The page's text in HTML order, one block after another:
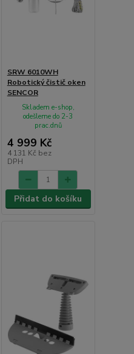
SRW 6010WH
Robotický čistič oken
SENCOR
4 999 Kč
4 131 Kč bez
DPH
Skladem e-shop,
odešleme do 2-3
prac.dnů
Přidat do košíku